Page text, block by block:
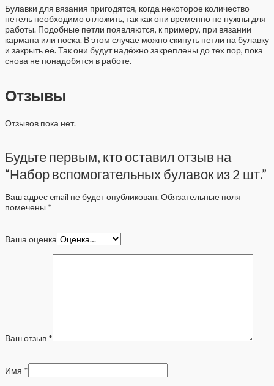
Булавки для вязания пригодятся, когда некоторое количество
петель необходимо отложить, так как они временно не нужны для
работы. Подобные петли появляются, к примеру, при вязании
кармана или носка. В этом случае можно скинуть петли на булавку
и закрыть её. Так они будут надёжно закреплены до тех пор, пока
снова не понадобятся в работе.
Отзывы
Отзывов пока нет.
Будьте первым, кто оставил отзыв на
“Набор вспомогательных булавок из 2 шт.”
Ваш адрес email не будет опубликован. Обязательные поля
помечены *
Ваша оценка
Ваш отзыв *
Имя *